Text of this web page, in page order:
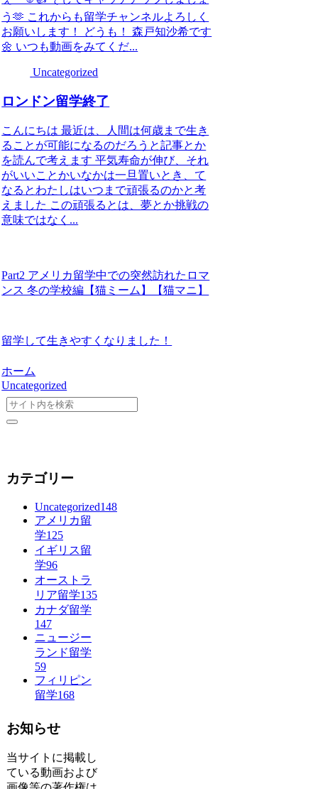
う🫶 これからも留学チャンネルよろしく
お願いします！ どうも！ 森戸知沙希です
🌼 いつも動画をみてくだ...
Uncategorized
ロンドン留学終了
こんにちは 最近は、人間は何歳まで生き
ることが可能になるのだろうと記事とか
を読んで考えます 平気寿命が伸び、それ
がいいことかいなかは一旦置いとき、て
なるとわたしはいつまで頑張るのかと考
えました この頑張るとは、夢とか挑戦の
意味ではなく...
Part2 アメリカ留学中での突然訪れたロマ
ンス 冬の学校編【猫ミーム】【猫マニ】
留学して生きやすくなりました！
ホーム
Uncategorized
カテゴリー
Uncategorized148
アメリカ留
学125
イギリス留
学96
オーストラ
リア留学135
カナダ留学
147
ニュージー
ランド留学
59
フィリピン
留学168
お知らせ
当サイトに掲載し
ている動画および